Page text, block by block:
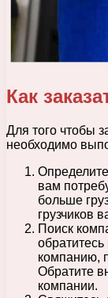
Как
Для того чтобы
необходимо
вам
больше
грузчиков
Поиск
компанию,
Обратите
компании.